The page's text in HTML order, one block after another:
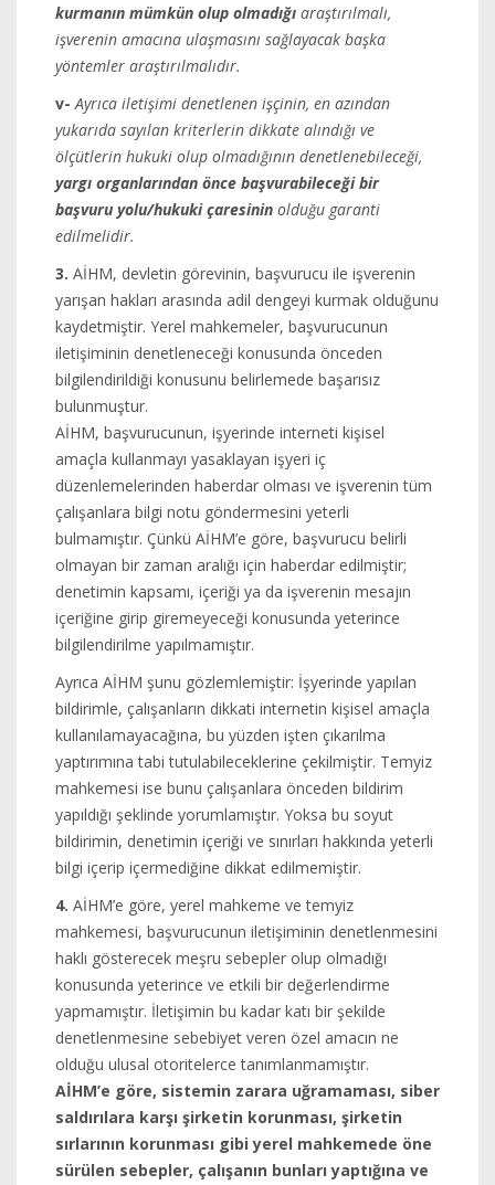
kurmanın mümkün olup olmadığı araştırılmalı,
işverenin amacına ulaşmasını sağlayacak başka
yöntemler araştırılmalıdır.
v- Ayrıca iletişimi denetlenen işçinin, en azından
yukarıda sayılan kriterlerin dikkate alındığı ve
ölçütlerin hukuki olup olmadığının denetlenebileceği,
yargı organlarından önce başvurabileceği bir
başvuru yolu/hukuki çaresinin olduğu garanti
edilmelidir.
3. AİHM, devletin görevinin, başvurucu ile işverenin
yarışan hakları arasında adil dengeyi kurmak olduğunu
kaydetmiştir. Yerel mahkemeler, başvurucunun
iletişiminin denetleneceği konusunda önceden
bilgilendirildiği konusunu belirlemede başarısız
bulunmuştur.
AİHM, başvurucunun, işyerinde interneti kişisel
amaçla kullanmayı yasaklayan işyeri iç
düzenlemelerinden haberdar olması ve işverenin tüm
çalışanlara bilgi notu göndermesini yeterli
bulmamıştır. Çünkü AİHM’e göre, başvurucu belirli
olmayan bir zaman aralığı için haberdar edilmiştir;
denetimin kapsamı, içeriği ya da işverenin mesajın
içeriğine girip giremeyeceği konusunda yeterince
bilgilendirilme yapılmamıştır.
Ayrıca AİHM şunu gözlemlemiştir: İşyerinde yapılan
bildirimle, çalışanların dikkati internetin kişisel amaçla
kullanılamayacağına, bu yüzden işten çıkarılma
yaptırımına tabi tutulabileceklerine çekilmiştir. Temyiz
mahkemesi ise bunu çalışanlara önceden bildirim
yapıldığı şeklinde yorumlamıştır. Yoksa bu soyut
bildirimin, denetimin içeriği ve sınırları hakkında yeterli
bilgi içerip içermediğine dikkat edilmemiştir.
4. AİHM’e göre, yerel mahkeme ve temyiz
mahkemesi, başvurucunun iletişiminin denetlenmesini
haklı gösterecek meşru sebepler olup olmadığı
konusunda yeterince ve etkili bir değerlendirme
yapmamıştır. İletişimin bu kadar katı bir şekilde
denetlenmesine sebebiyet veren özel amacın ne
olduğu ulusal otoritelerce tanımlanmamıştır.
AİHM’e göre, sistemin zarara uğramaması, siber
saldırılara karşı şirketin korunması, şirketin
sırlarının korunması gibi yerel mahkemede öne
sürülen sebepler, çalışanın bunları yaptığına ve